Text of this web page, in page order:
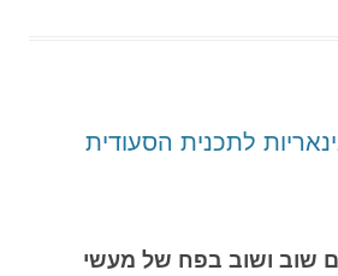
לתכנית הסעודית
שוב ושוב בפח של מעשי